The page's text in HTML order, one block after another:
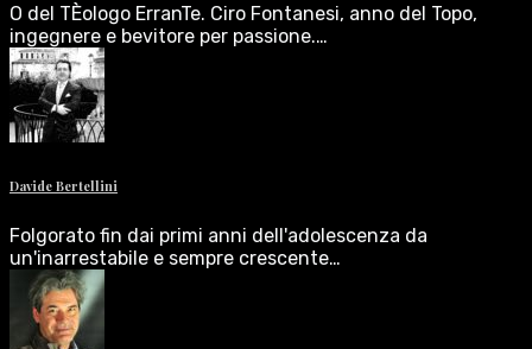
O del TÈologo ErranTe. Ciro Fontanesi, anno del Topo,
ingegnere e bevitore per passione.…
Davide Bertellini
Folgorato fin dai primi anni dell'adolescenza da
un'inarrestabile e sempre crescente…